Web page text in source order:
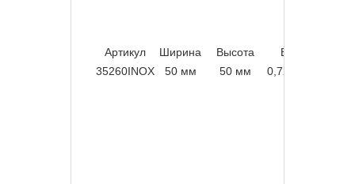
Артикул Ширина Высота Вес
35260INOX
50 мм 50 мм 0,72 кг/м